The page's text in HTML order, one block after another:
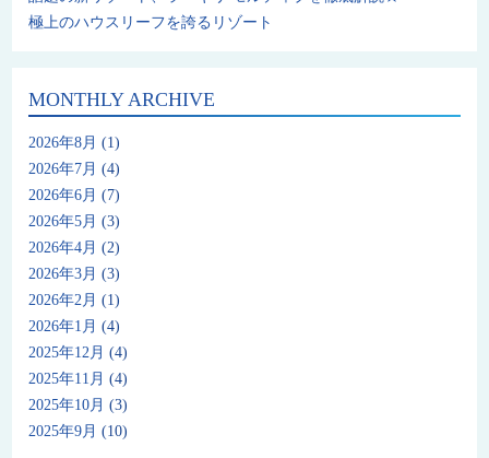
極上のハウスリーフを誇るリゾート
MONTHLY ARCHIVE
2026年8月 (1)
2026年7月 (4)
2026年6月 (7)
2026年5月 (3)
2026年4月 (2)
2026年3月 (3)
2026年2月 (1)
2026年1月 (4)
2025年12月 (4)
2025年11月 (4)
2025年10月 (3)
2025年9月 (10)